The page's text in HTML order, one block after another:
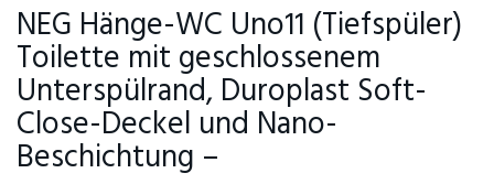
NEG Hänge-WC Uno11 (Tiefspüler)
Toilette mit geschlossenem
Unterspülrand, Duroplast Soft-
Close-Deckel und Nano-
Beschichtung –